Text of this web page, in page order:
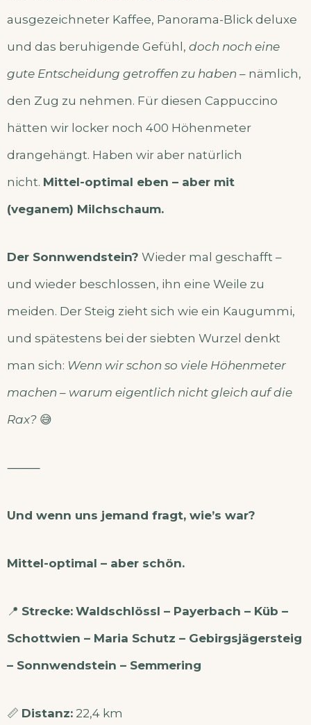
ausgezeichneter Kaffee, Panorama-Blick deluxe
und das beruhigende Gefühl, doch noch eine
gute Entscheidung getroffen zu haben – nämlich,
den Zug zu nehmen. Für diesen Cappuccino
hätten wir locker noch 400 Höhenmeter
drangehängt. Haben wir aber natürlich
nicht. Mittel-optimal eben – aber mit
(veganem) Milchschaum.
Der Sonnwendstein? Wieder mal geschafft –
und wieder beschlossen, ihn eine Weile zu
meiden. Der Steig zieht sich wie ein Kaugummi,
und spätestens bei der siebten Wurzel denkt
man sich: Wenn wir schon so viele Höhenmeter
machen – warum eigentlich nicht gleich auf die
Rax? 😅
⸻
Und wenn uns jemand fragt, wie’s war?
Mittel-optimal – aber schön.
📍 Strecke: Waldschlössl – Payerbach – Küb –
Schottwien – Maria Schutz – Gebirgsjägersteig
– Sonnwendstein – Semmering
📏 Distanz: 22,4 km